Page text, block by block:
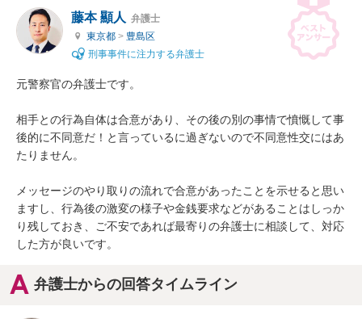
藤本 顯人 弁護士
東京都 > 豊島区
刑事事件に注力する弁護士
元警察官の弁護士です。
相手との行為自体は合意があり、その後の別の事情で憤慨して事
後的に不同意だ！と言っているに過ぎないので不同意性交にはあ
たりません。
メッセージのやり取りの流れで合意があったことを示せると思い
ますし、行為後の激変の様子や金銭要求などがあることはしっか
り残しておき、ご不安であれば最寄りの弁護士に相談して、対応
した方が良いです。
弁護士からの回答タイムライン